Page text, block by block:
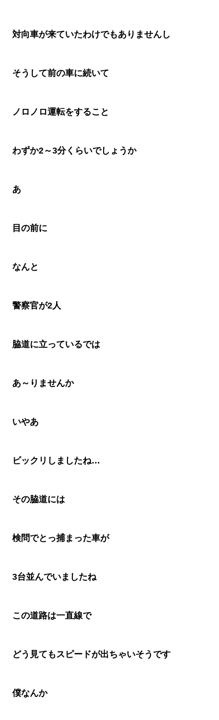
対向車が来ていたわけでもありませんし
そうして前の車に続いて
ノロノロ運転をすること
わずか2～3分くらいでしょうか
あ
目の前に
なんと
警察官が2人
脇道に立っているでは
あ～りませんか
いやあ
ビックリしましたね…
その脇道には
検問でとっ捕まった車が
3台並んでいましたね
この道路は一直線で
どう見てもスピードが出ちゃいそうです
僕なんか